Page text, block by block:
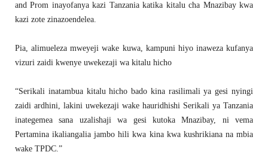
and Prom inayofanya kazi Tanzania katika kitalu cha Mnazibay kwa
kazi zote zinazoendelea.
Pia, alimueleza mweyeji wake kuwa, kampuni hiyo inaweza kufanya
vizuri zaidi kwenye uwekezaji wa kitalu hicho
“Serikali inatambua kitalu hicho bado kina rasilimali ya gesi nyingi
zaidi ardhini, lakini uwekezaji wake hauridhishi Serikali ya Tanzania
inategemea sana uzalishaji wa gesi kutoka Mnazibay, ni vema
Pertamina ikaliangalia jambo hili kwa kina kwa kushrikiana na mbia
wake TPDC.”